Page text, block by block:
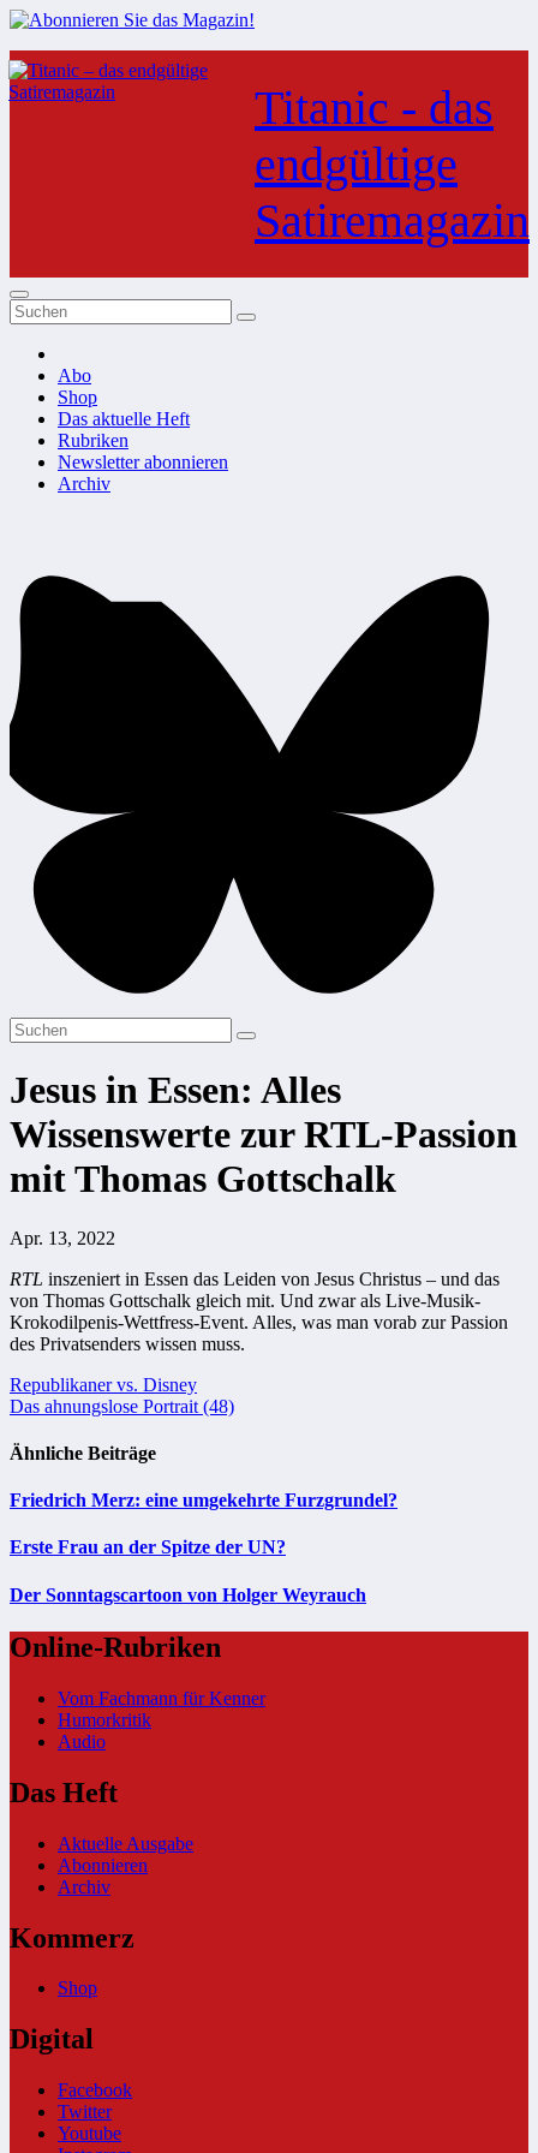
Zum
Inhalt
springen
Titanic - das
endgültige
Satiremagazin
Abo
Shop
Das aktuelle Heft
Rubriken
Newsletter abonnieren
Archiv
Jesus in Essen: Alles
Wissenswerte zur RTL-Passion
mit Thomas Gottschalk
Apr. 13, 2022
RTL inszeniert in Essen das Leiden von Jesus Christus – und das
von Thomas Gottschalk gleich mit. Und zwar als Live-Musik-
Krokodilpenis-Wettfress-Event. Alles, was man vorab zur Passion
des Privatsenders wissen muss.
Beitragsnavigation
Republikaner vs. Disney
Das ahnungslose Portrait (48)
Ähnliche Beiträge
Friedrich Merz: eine umgekehrte Furzgrundel?
Erste Frau an der Spitze der UN?
Der Sonntagscartoon von Holger Weyrauch
Online-Rubriken
Vom Fachmann für Kenner
Humorkritik
Audio
Das Heft
Aktuelle Ausgabe
Abonnieren
Archiv
Kommerz
Shop
Digital
Facebook
Twitter
Youtube